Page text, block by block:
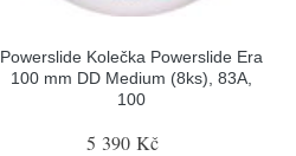
Powerslide Kolečka Powerslide Era
100 mm DD Medium (8ks), 83A,
100
5 390 Kč